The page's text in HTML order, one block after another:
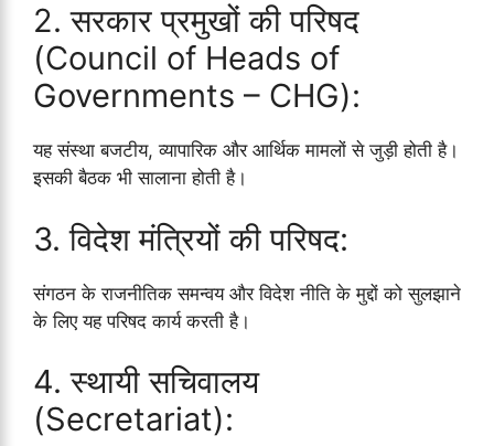
2. सरकार प्रमुखों की परिषद
(Council of Heads of
Governments – CHG):
यह संस्था बजटीय, व्यापारिक और आर्थिक मामलों से जुड़ी होती है।
इसकी बैठक भी सालाना होती है।
3. विदेश मंत्रियों की परिषद:
संगठन के राजनीतिक समन्वय और विदेश नीति के मुद्दों को सुलझाने
के लिए यह परिषद कार्य करती है।
4. स्थायी सचिवालय
(Secretariat):